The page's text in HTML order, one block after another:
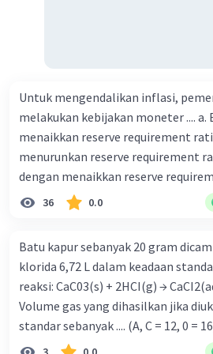
50.000.000,- berapa unit kah produk
minta tolong yaa kak🙏🏻🙏🏻
Untuk mengendalikan inflasi,
melakukan kebijakan moneter .... a.
menaikkan reserve requirement
menurunkan reserve requirement
dengan menaikkan reserve
dengan menurunkan reserve
Ekspansif dengan menaikkan tingkat
ceteris paribus maka .... a.
bentuk kurva jumlah uang beredar
dari kiri bawah ke kanan atas b.
mana bentuk kurva jumlah uang
uang) naik dari kiri bawah ke kanan
36 0.0
Batu kapur sebanyak 20 gram
klorida 6,72 L dalam keadaan standar, sesuai persamaan
reaksi: CaC03(s) + 2HCI(g) → CaCI2(aq) + H20(/) + C02(g)
Volume gas yang dihasilkan jika
standar sebanyak .... (A, C = 12, 0 = 16, Ca = 40, H = 1, Cl =